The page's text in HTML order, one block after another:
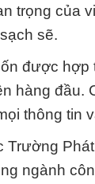
trọng của
sẽ.
được
hàng đầu.
thông tin
Trường
ngành